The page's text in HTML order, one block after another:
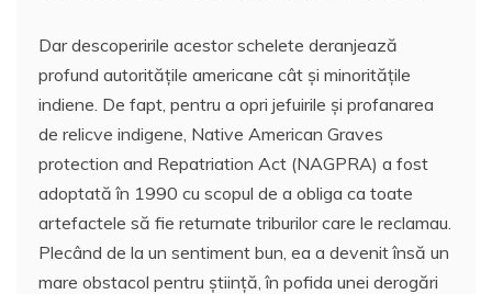
Dar descoperirile acestor schelete deranjează
profund autorităţile americane cât şi minorităţile
indiene. De fapt, pentru a opri jefuirile şi profanarea
de relicve indigene, Native American Graves
protection and Repatriation Act (NAGPRA) a fost
adoptată în 1990 cu scopul de a obliga ca toate
artefactele să fie returnate triburilor care le reclamau.
Plecând de la un sentiment bun, ea a devenit însă un
mare obstacol pentru ştiinţă, în pofida unei derogări